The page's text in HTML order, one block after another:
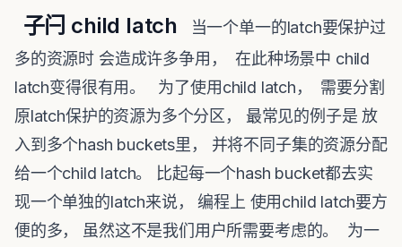
子闩 child latch
当一个单一的latch要保护过
多的资源时 会造成许多争用， 在此种场景中 child
latch变得很有用。 为了使用child latch， 需要分割
原latch保护的资源为多个分区， 最常见的例子是 放
入到多个hash buckets里， 并将不同子集的资源分配
给一个child latch。 比起每一个hash bucket都去实
现一个单独的latch来说， 编程上 使用child latch要方
便的多， 虽然这不是我们用户所需要考虑的。 为一